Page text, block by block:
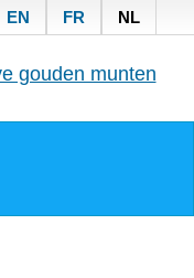
EN FR NL
gouden munten